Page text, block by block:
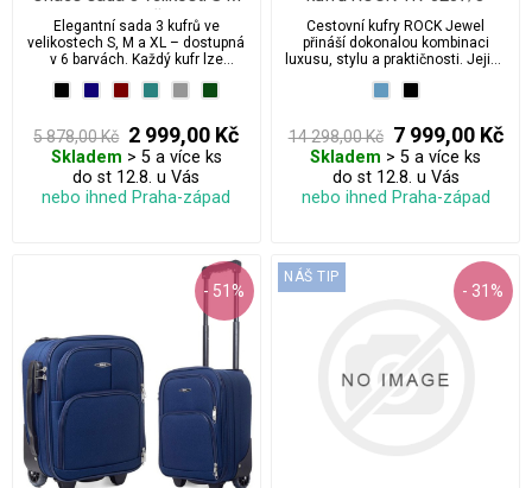
XL na 4 kolečkách s
rozšiřujícím zipem a
integrovaným zámkem
Elegantní sada 3 kufrů ve
velikostech S, M a XL – dostupná
v 6 barvách. Každý kufr lze
objemu díky speciálnímu zipu.
zámkem. Skvělá odolnost a
konstrukce připravená na každé
cestovatelské dobrodružství.
5 878,00 Kč 2 999,00 Kč
Skladem > 5 a více ks
do st 12.8. u Vás
nebo ihned Praha-západ
Cestovní kufry ROCK Jewel
přináší dokonalou kombinaci
luxusu, stylu a praktičnosti. Jejich
vzorem nejen skvěle vypadá, ale
flexibilitu. Otočná kolečka o 360°
a lehká konstrukce zajistí
pohodlné cestování, zatímco
promyšlené vnitřní uspořádání
umožní efektivní balení.
14 298,00 Kč 7 999,00 Kč
Skladem > 5 a více ks
do st 12.8. u Vás
nebo ihned Praha-západ
- 51% - 31%
NÁŠ TIP